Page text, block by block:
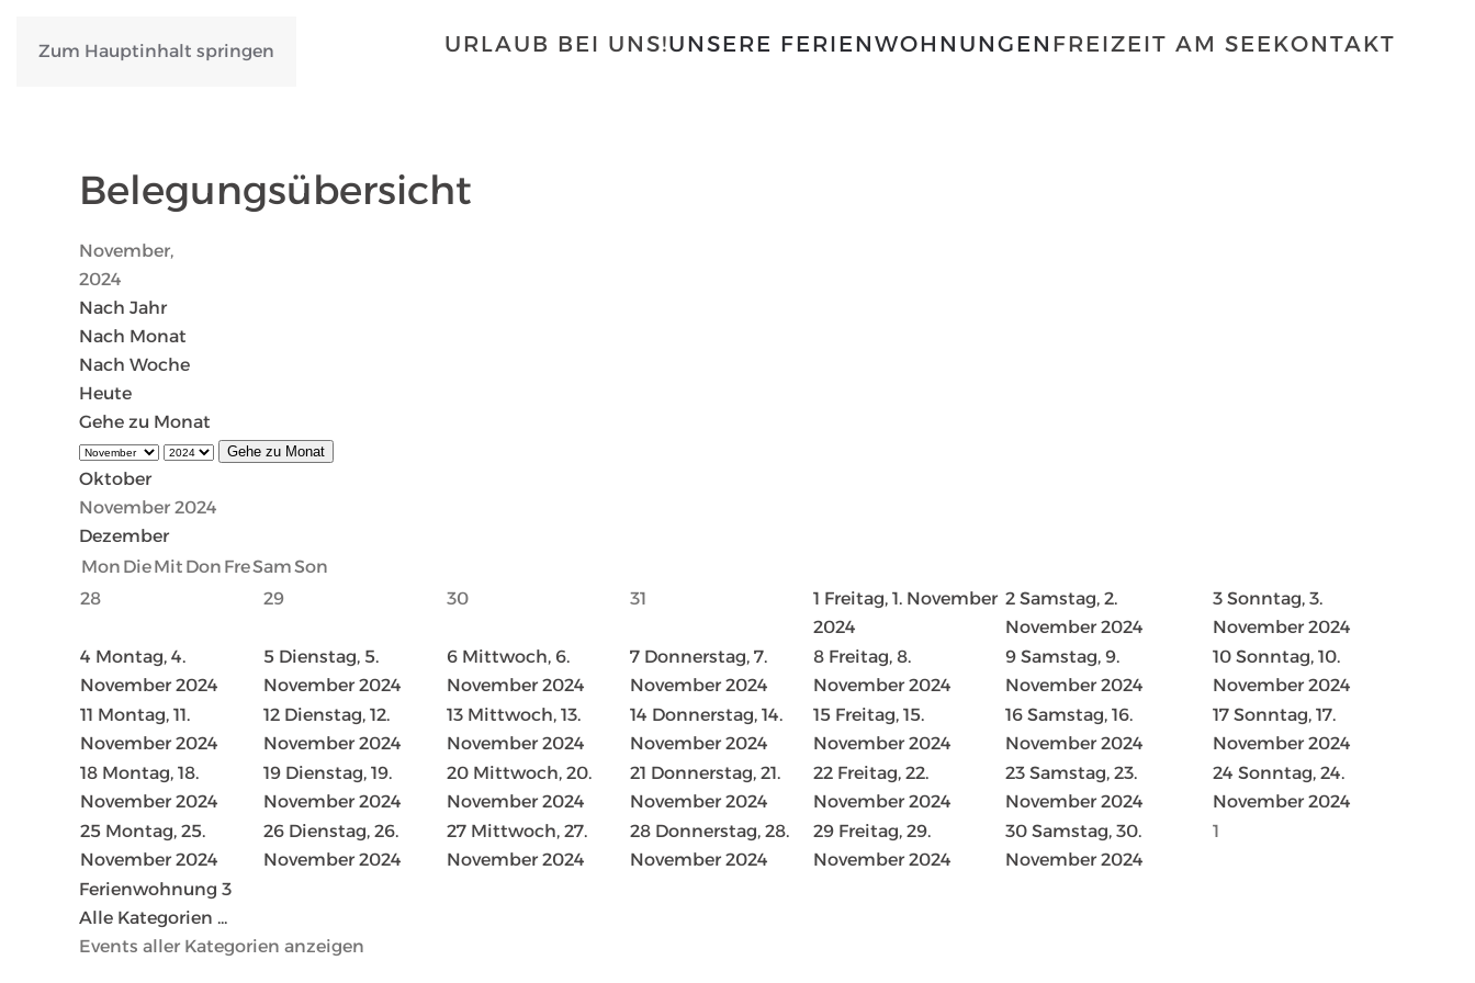
Zum Hauptinhalt springen URLAUB BEI UNS!UNSERE FERIENWOHNUNGEN FREIZEIT AM SEEKONTAKT
Belegungsübersicht
November,
2024
Nach Jahr
Nach Monat
Nach Woche
Heute
Gehe zu Monat
Gehe zu Monat
Oktober
November 2024
Dezember
Mon DieMit Don FreSamSon
28
29 30 31 1 Freitag, 1. November
2024
2 Samstag, 2.
November 2024
3 Sonntag, 3.
November 2024
4 Montag, 4.
November 2024
5 Dienstag, 5.
November 2024
6 Mittwoch, 6.
November 2024
7 Donnerstag, 7.
November 2024
8 Freitag, 8.
November 2024
9 Samstag, 9.
November 2024
10 Sonntag, 10.
November 2024
11 Montag, 11.
November 2024
12 Dienstag, 12.
November 2024
13 Mittwoch, 13.
November 2024
14 Donnerstag, 14.
November 2024
15 Freitag, 15.
November 2024
16 Samstag, 16.
November 2024
17 Sonntag, 17.
November 2024
18 Montag, 18.
November 2024
19 Dienstag, 19.
November 2024
20 Mittwoch, 20.
November 2024
21 Donnerstag, 21.
November 2024
22 Freitag, 22.
November 2024
23 Samstag, 23.
November 2024
24 Sonntag, 24.
November 2024
25 Montag, 25.
November 2024
26 Dienstag, 26.
November 2024
27 Mittwoch, 27.
November 2024
28 Donnerstag, 28.
November 2024
29 Freitag, 29.
November 2024
30 Samstag, 30.
November 2024
1
Ferienwohnung 3
Alle Kategorien ...
Events aller Kategorien anzeigen